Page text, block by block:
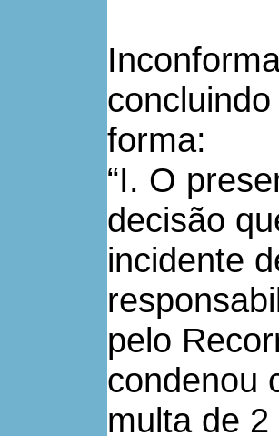
forma:
“I. O
decisão
incidente
pelo
condenou
multa de 2